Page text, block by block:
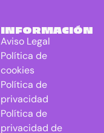
INFORMACIÓN
Aviso Legal
Política de
cookies
Política de
privacidad
Política de
privacidad de